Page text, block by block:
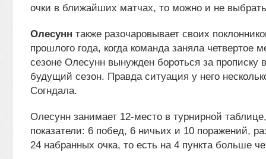
очки в ближайших матчах, то можно и не
Олесунн также разочаровывает своих
прошлого года, когда команда заняла четвертое
сезоне Олесунн вынужден бороться за прописку
будущий сезон. Правда ситуация у него
Согндала.
Олесунн занимает 12-место в турнирной
показатели: 6 побед, 6 ничьих и 10 поражений,
24 набранных очка, то есть на 4 пункта больше